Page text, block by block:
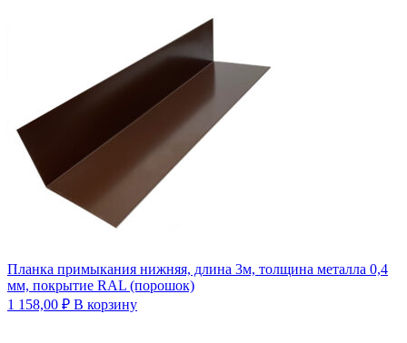
Планка примыкания нижняя, длина 3м, толщина металла 0,4
мм, покрытие RAL (порошок)
1 158,00 ₽ В корзину